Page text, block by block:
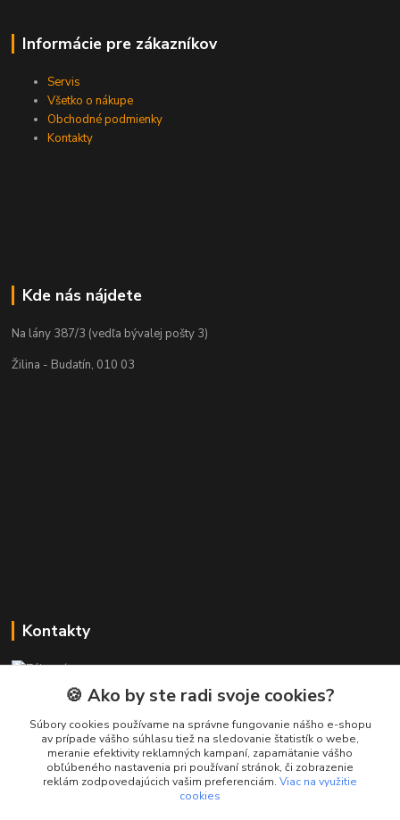
Informácie pre zákazníkov
Servis
Všetko o nákupe
Obchodné podmienky
Kontakty
Kde nás nájdete
Na lány 387/3 (vedľa bývalej pošty 3)
Žilina - Budatín, 010 03
Kontakty
+421 911 010 560
Po-Pia, 13-17 hod.
info@presmartfon.sk
🍪 Ako by ste radi svoje cookies?
Súbory cookies používame na správne fungovanie nášho e-shopu
av prípade vášho súhlasu tiež na sledovanie štatistík o webe,
meranie efektivity reklamných kampaní, zapamätanie vášho
obľúbeného nastavenia pri používaní stránok, či zobrazenie
reklám zodpovedajúcich vašim preferenciám. Viac na využitie
cookies